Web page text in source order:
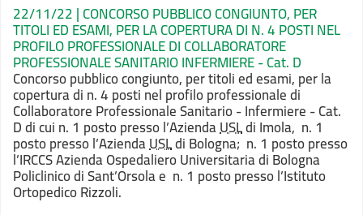
22/11/22 | CONCORSO PUBBLICO CONGIUNTO, PER
TITOLI ED ESAMI, PER LA COPERTURA DI N. 4 POSTI NEL
PROFILO PROFESSIONALE DI COLLABORATORE
PROFESSIONALE SANITARIO INFERMIERE - Cat. D
Concorso pubblico congiunto, per titoli ed esami, per la
copertura di n. 4 posti nel profilo professionale di
Collaboratore Professionale Sanitario - Infermiere - Cat.
D di cui n. 1 posto presso l’AziendaUSLdi Imola, n. 1
posto presso l’AziendaUSLdi Bologna; n. 1 posto presso
l’IRCCS Azienda Ospedaliero Universitaria di Bologna
Policlinico di Sant’Orsola e n. 1 posto presso l’Istituto
Ortopedico Rizzoli.